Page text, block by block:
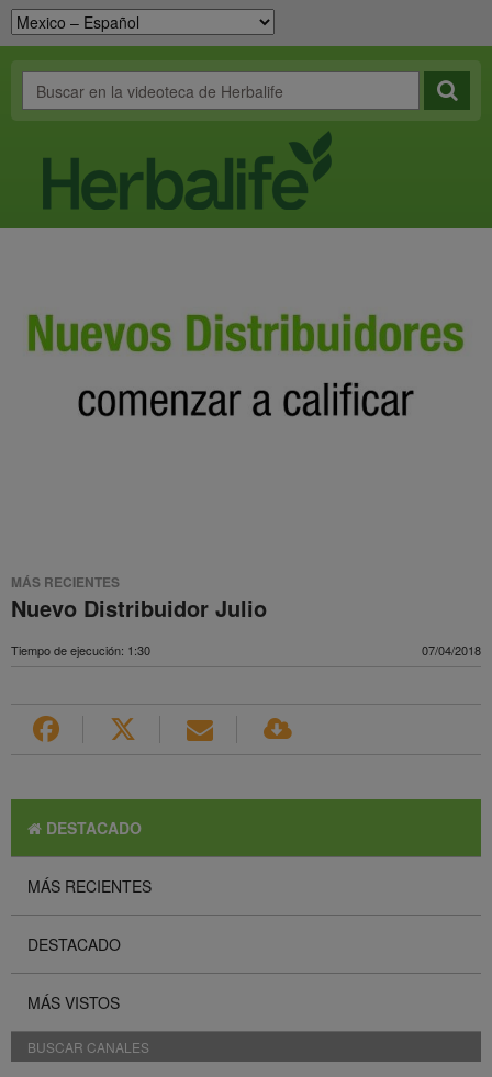
MÁS RECIENTES
Nuevo Distribuidor Julio
Tiempo de ejecución: 1:30 07/04/2018
DESTACADO
MÁS RECIENTES
DESTACADO
MÁS VISTOS
BUSCAR CANALES